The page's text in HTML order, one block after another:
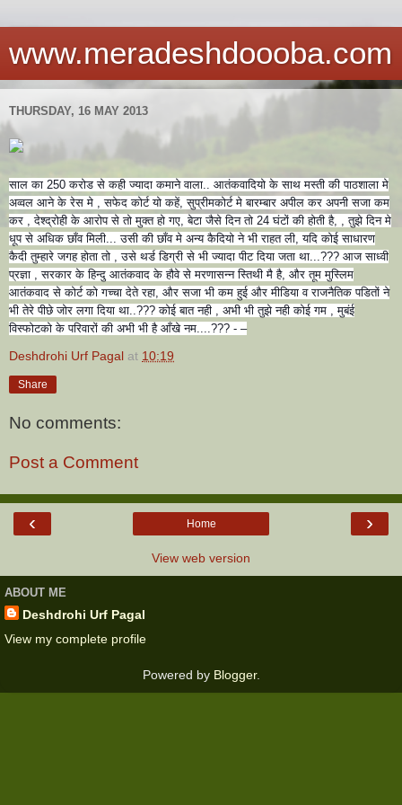
www.meradeshdoooba.com
THURSDAY, 16 MAY 2013
साल का 250 करोड से कही ज्यादा कमाने वाला.. आतंकवादियो के साथ मस्ती की पाठशाला मे
अव्वल आने के रेस मे , सफेद कोर्ट यो कहें, सुप्रीमकोर्ट मे बारम्बार अपील कर अपनी सजा कम
कर , देश्द्रोही के आरोप से तो मुक्त हो गए, बेटा जैसे दिन तो 24 घंटों की होती है, , तुझे दिन मे
धूप से अधिक छाँव मिली... उसी की छाँव मे अन्य कैदियो ने भी राहत ली, यदि कोई साधारण
कैदी तुम्हारे जगह होता तो , उसे थर्ड डिग्री से भी ज्यादा पीट दिया जता था...??? आज साध्वी
प्रज्ञा , सरकार के हिन्दु आतंकवाद के हौवे से मरणासन्न स्तिथी मै है, और तूम मुस्लिम
आतंकवाद से कोर्ट को गच्चा देते रहा, और सजा भी कम हुई और मीडिया व राजनैतिक पडितों ने
भी तेरे पीछे जोर लगा दिया था..??? कोई बात नही , अभी भी तुझे नही कोई गम , मुबंई
विस्फोटको के परिवारों की अभी भी है आँखे नम....??? - –
Deshdrohi Urf Pagal at 10:19
Share
No comments:
Post a Comment
‹ ›
Home
View web version
ABOUT ME
Deshdrohi Urf Pagal
View my complete profile
Powered by Blogger.